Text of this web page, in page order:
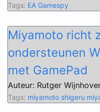
Tags: EA Gamespy
Miyamoto richt
ondersteunen
met GamePad
Auteur: Rutger
Tags: miyamoto shigeru